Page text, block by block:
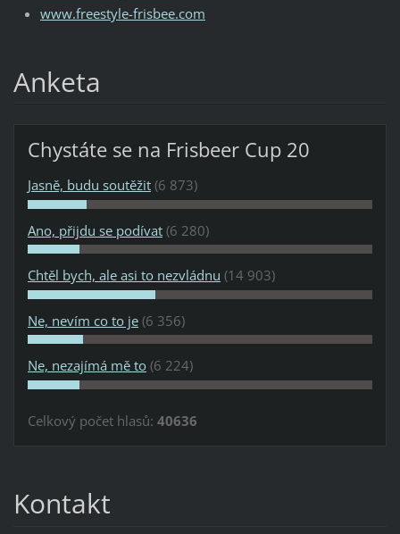
www.freestyle-frisbee.com
Anketa
Chystáte se na Frisbeer Cup 20
Jasně, budu soutěžit (6 873)
Ano, přijdu se podívat (6 280)
Chtěl bych, ale asi to nezvládnu (14 903)
Ne, nevím co to je (6 356)
Ne, nezajímá mě to (6 224)
Celkový počet hlasů: 40636
Kontakt